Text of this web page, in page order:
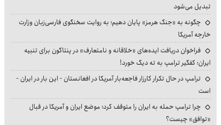
تبدیل می‌شود
چگونه به «جنگ هرمز» پایان دهیم؛ به روایت سخنگوی فارسی‌زبان وزارت
خارجه آمریکا
فراخوان دریافت ایده‌های «خلاقانه و نامتعارف» در پنتاگون برای تنبیه
ایران؛ کفگیر ترامپ به ته دیگ خورد!
ترامپ در حال تکرار کارزار فاجعه‌بار آمریکا در افغانستان - این بار در ایران -
است
چرا ترامپ حمله به ایران را متوقف کرد؛ موضع ایران و آمریکا در قبال
«توافق» چیست؟